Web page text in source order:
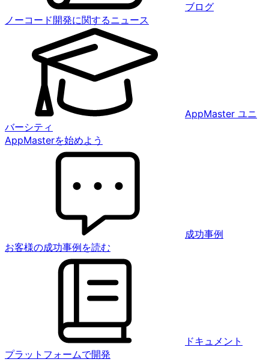
ブログ
ノーコード開発に関するニュース
AppMaster ユニ
バーシティ
AppMasterを始めよう
成功事例
お客様の成功事例を読む
ドキュメント
プラットフォームで開発